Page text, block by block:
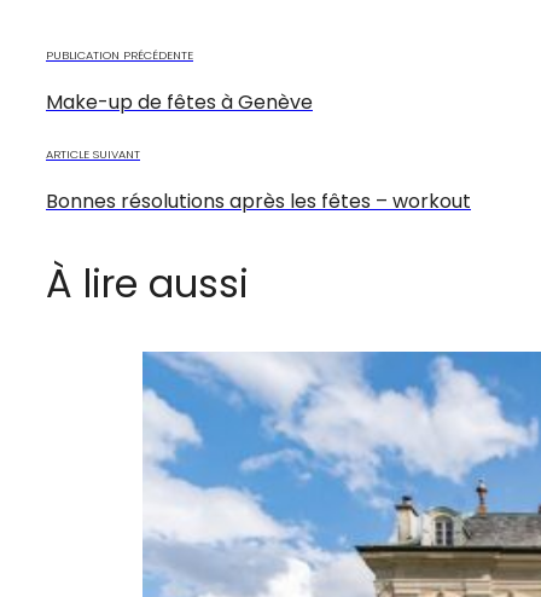
PUBLICATION PRÉCÉDENTE
Make-up de fêtes à Genève
ARTICLE SUIVANT
Bonnes résolutions après les fêtes – workout
À lire aussi